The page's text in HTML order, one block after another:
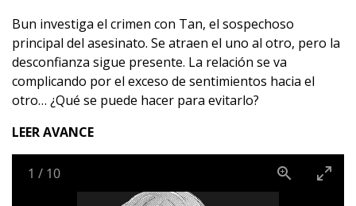
Bun investiga el crimen con Tan, el sospechoso
principal del asesinato. Se atraen el uno al otro, pero la
desconfianza sigue presente. La relación se va
complicando por el exceso de sentimientos hacia el
otro… ¿Qué se puede hacer para evitarlo?
LEER AVANCE
1 / 10